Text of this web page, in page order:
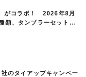
がコラボ！ 2026年8月
類、タンブラーセットな
のタイアップキャンペー